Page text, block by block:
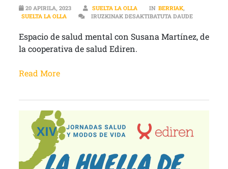
20 APIRILA, 2023 SUELTA LA OLLA IN BERRIAK,
SUELTA LA OLLA
IRUZKINAK DESAKTIBATUTA DAUDESALUD
Espacio de salud mental con Susana Martínez, de
la cooperativa de salud Ediren.
Read More